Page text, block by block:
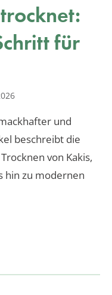
für
und
beschreibt die
von Kakis,
hin zu modernen